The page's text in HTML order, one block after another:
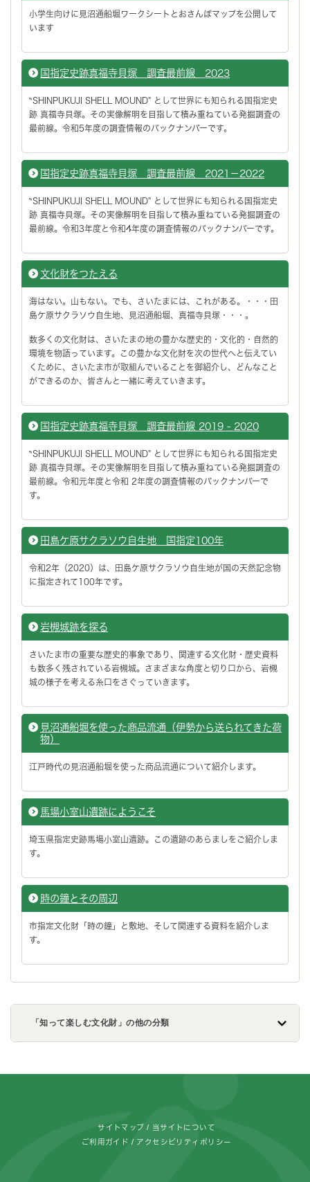
小学生向けに見沼通船堀ワークシートとおさんぽマップを公開して
います
国指定史跡真福寺貝塚 調査最前線 2023
‶SHINPUKUJI SHELL MOUND" として世界にも知られる国指定史
跡 真福寺貝塚。その実像解明を目指して積み重ねている発掘調査の
最前線。令和5年度の調査情報のバックナンバーです。
国指定史跡真福寺貝塚 調査最前線 2021－2022
‶SHINPUKUJI SHELL MOUND" として世界にも知られる国指定史
跡 真福寺貝塚。その実像解明を目指して積み重ねている発掘調査の
最前線。令和3年度と令和4年度の調査情報のバックナンバーです。
文化財をつたえる
海はない。山もない。でも、さいたまには、これがある。・・・田
島ケ原サクラソウ自生地、見沼通船堀、真福寺貝塚・・・。
数多くの文化財は、さいたまの地の豊かな歴史的・文化的・自然的
環境を物語っています。この豊かな文化財を次の世代へと伝えてい
くために、さいたま市が取組んでいることを御紹介し、どんなこと
ができるのか、皆さんと一緒に考えていきます。
国指定史跡真福寺貝塚 調査最前線 2019 - 2020
‶SHINPUKUJI SHELL MOUND" として世界にも知られる国指定史
跡 真福寺貝塚。その実像解明を目指して積み重ねている発掘調査の
最前線。令和元年度と令和 2年度の調査情報のバックナンバーで
す。
田島ケ原サクラソウ自生地 国指定100年
令和2年（2020）は、田島ケ原サクラソウ自生地が国の天然記念物
に指定されて100年です。
岩槻城跡を探る
さいたま市の重要な歴史的事象であり、関連する文化財・歴史資料
も数多く残されている岩槻城。さまざまな角度と切り口から、岩槻
城の様子を考える糸口をさぐっていきます。
見沼通船堀を使った商品流通（伊勢から送られてきた荷
物）
江戸時代の見沼通船堀を使った商品流通について紹介します。
馬場小室山遺跡にようこそ
埼玉県指定史跡馬場小室山遺跡。この遺跡のあらましをご紹介しま
す。
時の鐘とその周辺
市指定文化財「時の鐘」と敷地、そして関連する資料を紹介しま
す。
「知って楽しむ文化財」の他の分類
サイトマップ 当サイトについて
ご利用ガイド アクセシビリティポリシー